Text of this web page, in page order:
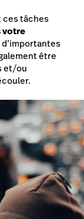
ces tâches
votre
être
et/ou